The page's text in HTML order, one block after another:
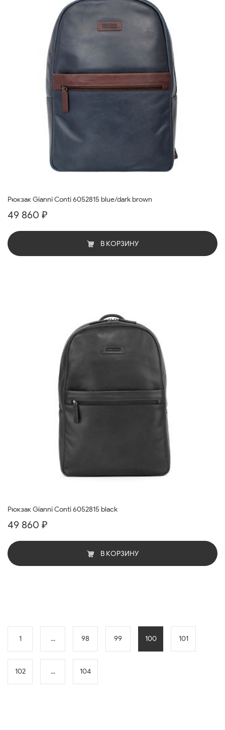
Рюкзак Gianni Conti 6052815 blue/dark brown
49 860 ₽
В КОРЗИНУ
Рюкзак Gianni Conti 6052815 black
49 860 ₽
В КОРЗИНУ
1 ... 98 99 100 101
102 ... 104